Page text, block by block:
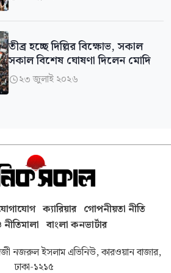
তীব্র হচ্ছে দিল্লির বিক্ষোভ, সকাল
সকাল বিশেষ ঘোষণা দিলেন মোদি
২৩ জুলাই ২০২৬
ক্যারিয়ার গোপনীয়তা নীতি
বাংলা কনভার্টার
নজরুল ইসলাম এভিনিউ, কারওয়ান বাজার,
ঢাকা-১২১৫